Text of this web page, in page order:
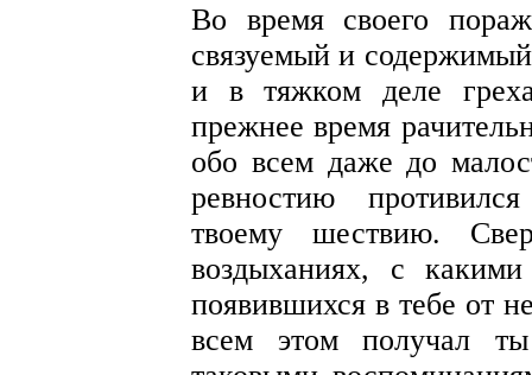
Во время своего
связуемый и
и в тяжком деле
прежнее время
обо всем даже до
ревностию
твоему шествию.
воздыханиях, с
появившихся в тебе от
всем этом получал